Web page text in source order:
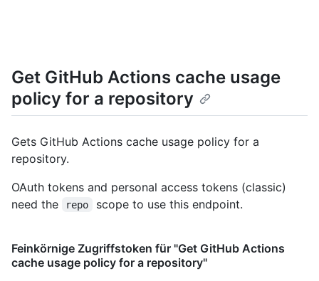
Get GitHub Actions cache usage
policy for a repository
Gets GitHub Actions cache usage policy for a
repository.
OAuth tokens and personal access tokens (classic)
need the
repo scope to use this endpoint.
Feinkörnige Zugriffstoken für "Get GitHub Actions
cache usage policy for a repository"